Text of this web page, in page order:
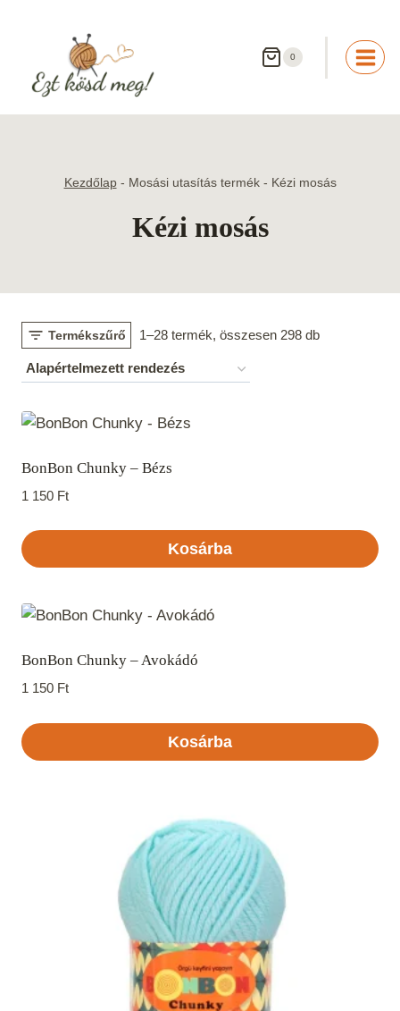
0
Kezdőlap- Mosási utasítás termék- Kézi mosás
Kézi mosás
Termékszűrő 1–28 termék, összesen 298 db
BonBon Chunky – Bézs
1 150 Ft
Kosárba
BonBon Chunky – Avokádó
1 150 Ft
Kosárba